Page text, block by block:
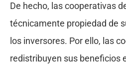
De hecho, las cooperativas
técnicamente propiedad de
los inversores. Por ello, las
redistribuyen sus beneficios